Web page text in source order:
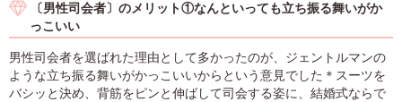
〔男性司会者〕のメリット①なんといっても立ち振る舞いがか
っこいい
男性司会者を選ばれた理由として多かったのが、ジェントルマンの
ような立ち振る舞いがかっこいいからという意見でした＊スーツを
バシッと決め、背筋をピンと伸ばして司会する姿に、結婚式ならで